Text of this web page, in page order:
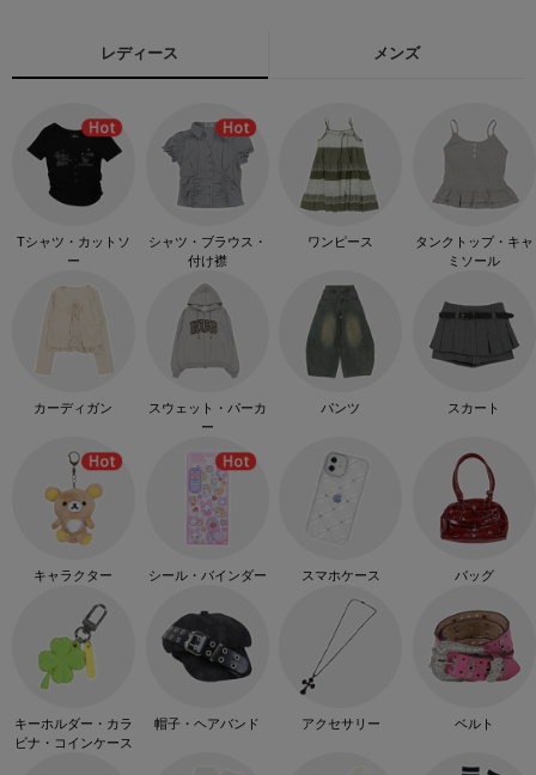
レディース メンズ
Tシャツ・カットソ
ー
シャツ・ブラウス・
付け襟
ワンピース
タンクトップ・キャ
ミソール
カーディガン
スウェット・パーカ
ー
パンツ スカート
キャラクター シール・バインダー スマホケース バッグ
キーホルダー・カラ
ビナ・コインケース
帽子・ヘアバンド アクセサリー ベルト